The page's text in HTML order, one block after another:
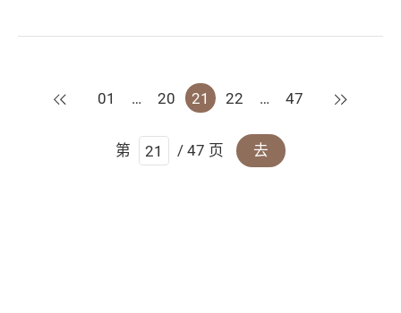
上一页
01 … 20 21 22 … 47 下一页
第 / 47 页 去